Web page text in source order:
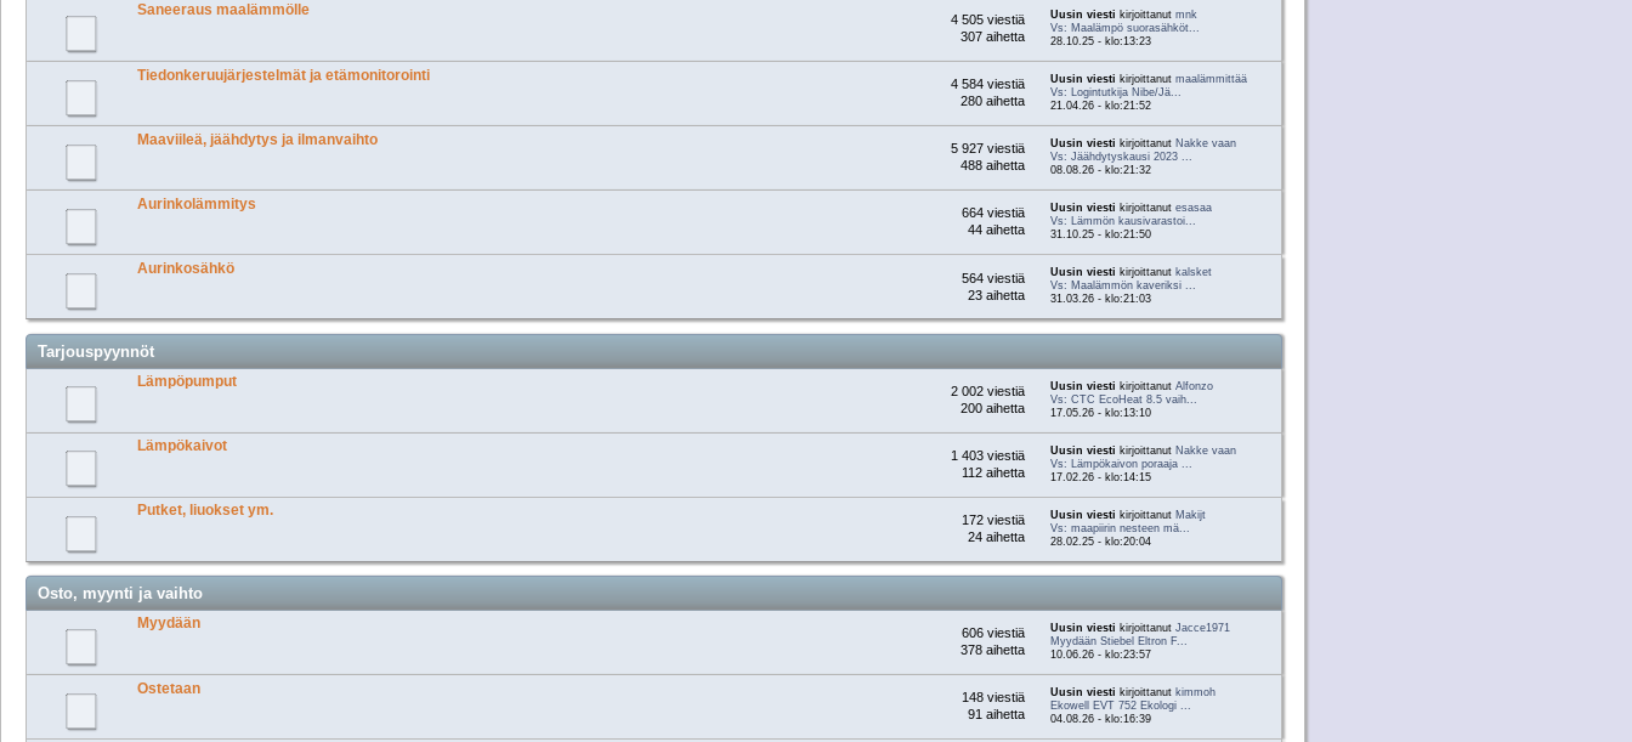
Saneeraus maalämmölle Uusin viesti kirjoittanut mnk
Vs: Maalämpö suorasähköt...
28.10.25 - klo:13:23
4 505 viestiä
307 aihetta
Tiedonkeruujärjestelmät ja etämonitorointi Uusin viesti kirjoittanut maalämmittää
Vs: Logintutkija Nibe/Jä...
21.04.26 - klo:21:52
4 584 viestiä
280 aihetta
Maaviileä, jäähdytys ja ilmanvaihto Uusin viesti kirjoittanut Nakke vaan
Vs: Jäähdytyskausi 2023 ...
08.08.26 - klo:21:32
5 927 viestiä
488 aihetta
Aurinkolämmitys Uusin viesti kirjoittanut esasaa
Vs: Lämmön kausivarastoi...
31.10.25 - klo:21:50
664 viestiä
44 aihetta
Aurinkosähkö Uusin viesti kirjoittanut kalsket
Vs: Maalämmön kaveriksi ...
31.03.26 - klo:21:03
564 viestiä
23 aihetta
Tarjouspyynnöt
Lämpöpumput Uusin viesti kirjoittanut Alfonzo
Vs: CTC EcoHeat 8.5 vaih...
17.05.26 - klo:13:10
2 002 viestiä
200 aihetta
Lämpökaivot Uusin viesti kirjoittanut Nakke vaan
Vs: Lämpökaivon poraaja ...
17.02.26 - klo:14:15
1 403 viestiä
112 aihetta
Putket, liuokset ym. Uusin viesti kirjoittanut Makijt
Vs: maapiirin nesteen mä...
28.02.25 - klo:20:04
172 viestiä
24 aihetta
Osto, myynti ja vaihto
Myydään Uusin viesti kirjoittanut Jacce1971
Myydään Stiebel Eltron F...
10.06.26 - klo:23:57
606 viestiä
378 aihetta
Ostetaan Uusin viesti kirjoittanut kimmoh
Ekowell EVT 752 Ekologi ...
04.08.26 - klo:16:39
148 viestiä
91 aihetta